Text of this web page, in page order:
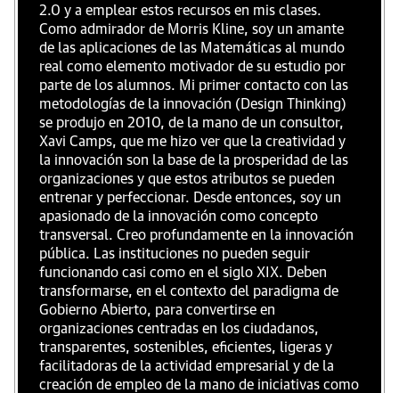
2.0 y a emplear estos recursos en mis clases.
Como admirador de Morris Kline, soy un amante
de las aplicaciones de las Matemáticas al mundo
real como elemento motivador de su estudio por
parte de los alumnos. Mi primer contacto con las
metodologías de la innovación (Design Thinking)
se produjo en 2010, de la mano de un consultor,
Xavi Camps, que me hizo ver que la creatividad y
la innovación son la base de la prosperidad de las
organizaciones y que estos atributos se pueden
entrenar y perfeccionar. Desde entonces, soy un
apasionado de la innovación como concepto
transversal. Creo profundamente en la innovación
pública. Las instituciones no pueden seguir
funcionando casi como en el siglo XIX. Deben
transformarse, en el contexto del paradigma de
Gobierno Abierto, para convertirse en
organizaciones centradas en los ciudadanos,
transparentes, sostenibles, eficientes, ligeras y
facilitadoras de la actividad empresarial y de la
creación de empleo de la mano de iniciativas como